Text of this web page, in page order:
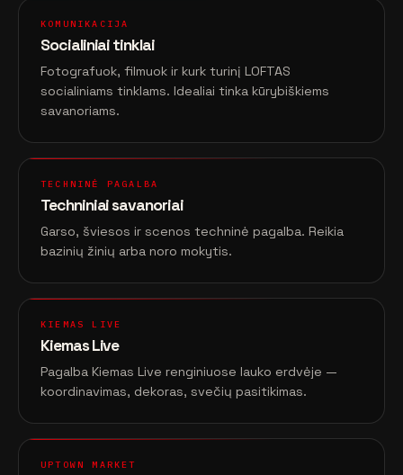
KOMUNIKACIJA
Socialiniai tinklai
Fotografuok, filmuok ir kurk turinį LOFTAS
socialiniams tinklams. Idealiai tinka kūrybiškiems
savanoriams.
TECHNINĖ PAGALBA
Techniniai savanoriai
Garso, šviesos ir scenos techninė pagalba. Reikia
bazinių žinių arba noro mokytis.
KIEMAS LIVE
Kiemas Live
Pagalba Kiemas Live renginiuose lauko erdvėje —
koordinavimas, dekoras, svečių pasitikimas.
UPTOWN MARKET